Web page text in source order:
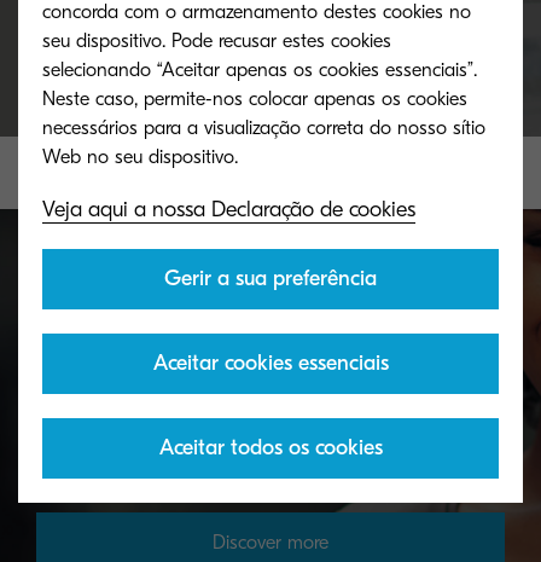
Toner take-back service
organisations to return toners in a variety of ways.
Discover more
concorda com o armazenamento destes cookies no
seu dispositivo. Pode recusar estes cookies
selecionando “Aceitar apenas os cookies essenciais”.
Neste caso, permite-nos colocar apenas os cookies
necessários para a visualização correta do nosso sítio
Veja aqui a nossa Declaração de cookies
Gerir a sua preferência
Aceitar cookies essenciais
Aceitar todos os cookies